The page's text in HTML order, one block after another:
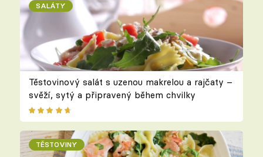
SALÁTY
Těstovinový salát s uzenou makrelou a rajčaty –
svěží, sytý a připravený během chvilky
TĚSTOVINY